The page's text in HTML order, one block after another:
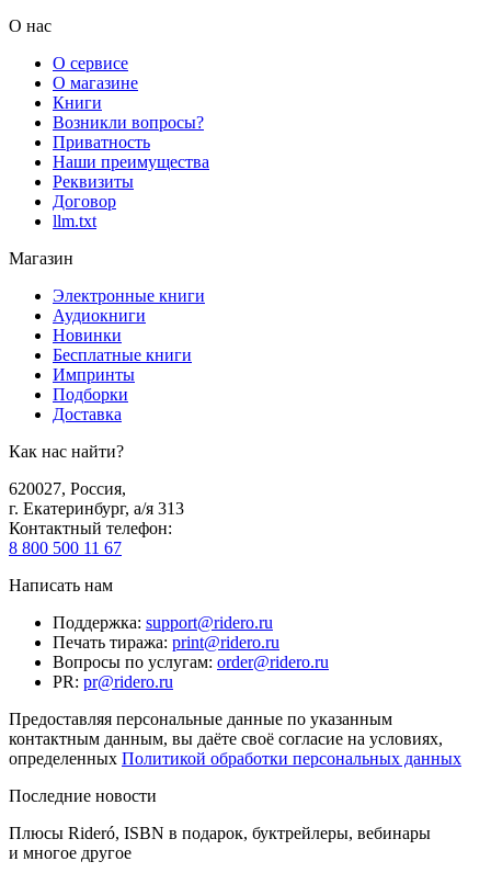
О нас
О сервисе
О магазине
Книги
Возникли вопросы?
Приватность
Наши преимущества
Реквизиты
Договор
llm.txt
Магазин
Электронные книги
Аудиокниги
Новинки
Бесплатные книги
Импринты
Подборки
Доставка
Как нас найти?
620027, Россия,
г. Екатеринбург, а/я 313
Контактный телефон:
8 800 500 11 67
Написать нам
Поддержка: support@ridero.ru
Печать тиража: print@ridero.ru
Вопросы по услугам: order@ridero.ru
PR: pr@ridero.ru
Предоставляя персональные данные по указанным
контактным данным, вы даёте своё согласие на условиях,
определенных Политикой обработки персональных данных
Последние новости
Плюсы Rideró, ISBN в подарок, буктрейлеры, вебинары
и многое другое